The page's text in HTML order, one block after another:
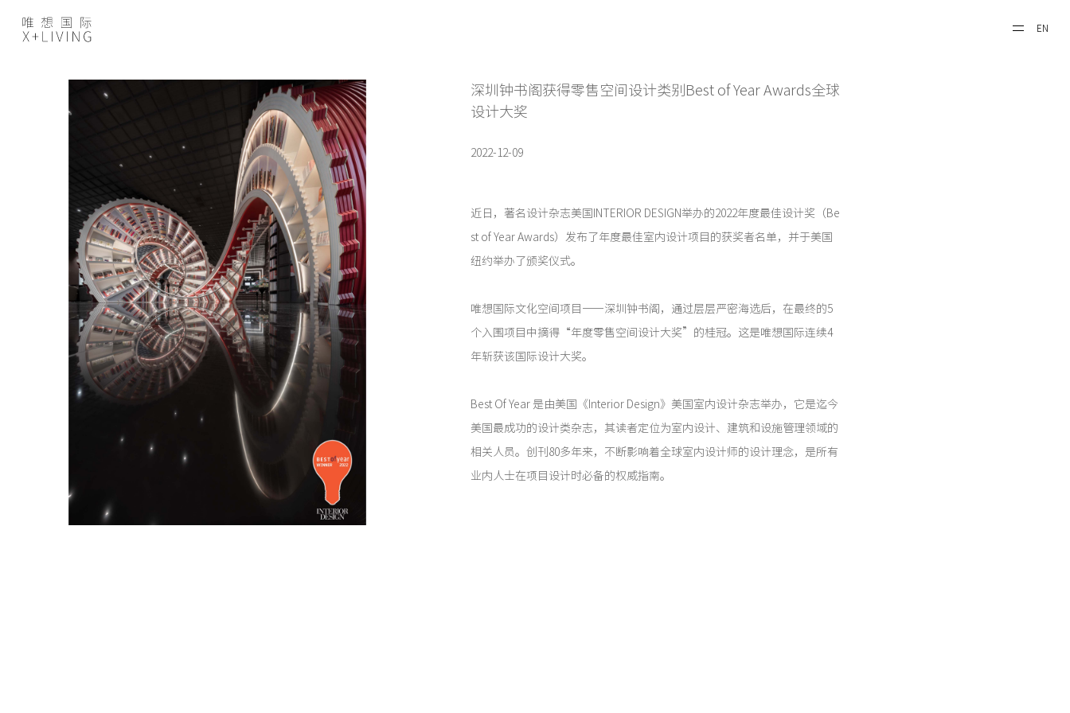
EN
深圳钟书阁获得零售空间设计类别Best of Year Awards全球
设计大奖
2022-12-09
近日，著名设计杂志美国INTERIOR DESIGN举办的2022年度最佳设计奖（Be
st of Year Awards）发布了年度最佳室内设计项目的获奖者名单，并于美国
纽约举办了颁奖仪式。
唯想国际文化空间项目——深圳钟书阁，通过层层严密海选后，在最终的5
个入围项目中摘得“年度零售空间设计大奖”的桂冠。这是唯想国际连续4
年斩获该国际设计大奖。
Best Of Year 是由美国《Interior Design》美国室内设计杂志举办，它是迄今
美国最成功的设计类杂志，其读者定位为室内设计、建筑和设施管理领域的
相关人员。创刊80多年来，不断影响着全球室内设计师的设计理念，是所有
业内人士在项目设计时必备的权威指南。